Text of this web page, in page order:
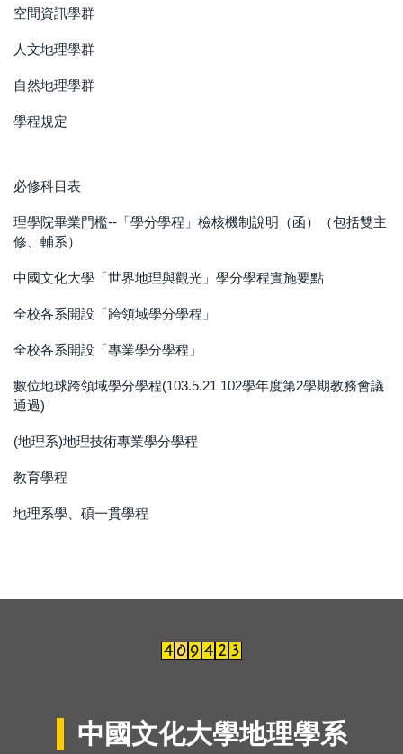
空間資訊學群
人文地理學群
自然地理學群
學程規定
必修科目表
理學院畢業門檻--「學分學程」檢核機制說明（函）（包括雙主
修、輔系）
中國文化大學「世界地理與觀光」學分學程實施要點
全校各系開設「跨領域學分學程」
全校各系開設「專業學分學程」
數位地球跨領域學分學程(103.5.21 102學年度第2學期教務會議
通過)
(地理系)地理技術專業學分學程
教育學程
地理系學、碩一貫學程
中國文化大學地理學系